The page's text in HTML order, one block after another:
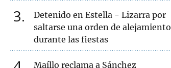
3
Detenido en Estella - Lizarra por
saltarse una orden de alejamiento
durante las fiestas
Maíllo reclama a Sánchez